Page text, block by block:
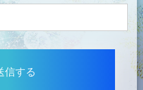
信する